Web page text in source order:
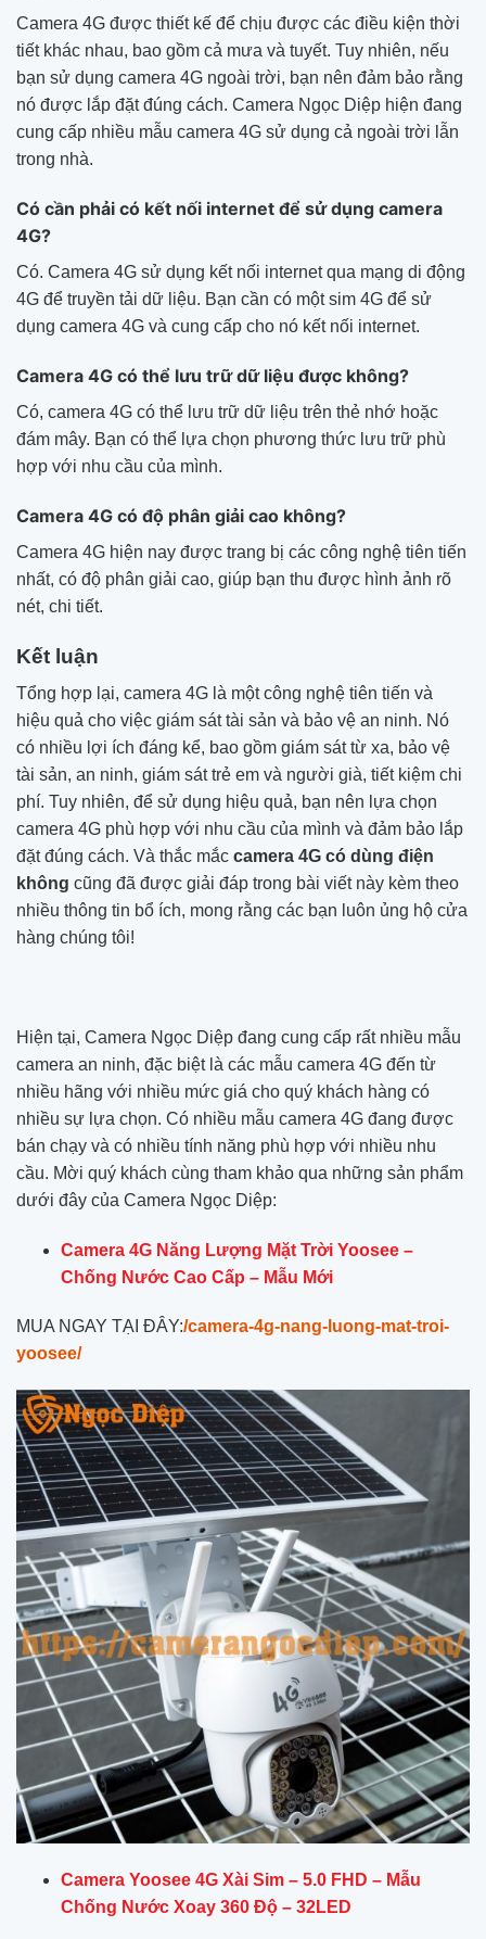
Camera 4G được thiết kế để chịu được các điều kiện thời
tiết khác nhau, bao gồm cả mưa và tuyết. Tuy nhiên, nếu
bạn sử dụng camera 4G ngoài trời, bạn nên đảm bảo rằng
nó được lắp đặt đúng cách. Camera Ngọc Diệp hiện đang
cung cấp nhiều mẫu camera 4G sử dụng cả ngoài trời lẫn
trong nhà.
Có cần phải có kết nối internet để sử dụng camera
4G?
Có. Camera 4G sử dụng kết nối internet qua mạng di động
4G để truyền tải dữ liệu. Bạn cần có một sim 4G để sử
dụng camera 4G và cung cấp cho nó kết nối internet.
Camera 4G có thể lưu trữ dữ liệu được không?
Có, camera 4G có thể lưu trữ dữ liệu trên thẻ nhớ hoặc
đám mây. Bạn có thể lựa chọn phương thức lưu trữ phù
hợp với nhu cầu của mình.
Camera 4G có độ phân giải cao không?
Camera 4G hiện nay được trang bị các công nghệ tiên tiến
nhất, có độ phân giải cao, giúp bạn thu được hình ảnh rõ
nét, chi tiết.
Kết luận
Tổng hợp lại, camera 4G là một công nghệ tiên tiến và
hiệu quả cho việc giám sát tài sản và bảo vệ an ninh. Nó
có nhiều lợi ích đáng kể, bao gồm giám sát từ xa, bảo vệ
tài sản, an ninh, giám sát trẻ em và người già, tiết kiệm chi
phí. Tuy nhiên, để sử dụng hiệu quả, bạn nên lựa chọn
camera 4G phù hợp với nhu cầu của mình và đảm bảo lắp
đặt đúng cách. Và thắc mắc camera 4G có dùng điện
không cũng đã được giải đáp trong bài viết này kèm theo
nhiều thông tin bổ ích, mong rằng các bạn luôn ủng hộ cửa
hàng chúng tôi!
Hiện tại, Camera Ngọc Diệp đang cung cấp rất nhiều mẫu
camera an ninh, đặc biệt là các mẫu camera 4G đến từ
nhiều hãng với nhiều mức giá cho quý khách hàng có
nhiều sự lựa chọn. Có nhiều mẫu camera 4G đang được
bán chạy và có nhiều tính năng phù hợp với nhiều nhu
cầu. Mời quý khách cùng tham khảo qua những sản phẩm
dưới đây của Camera Ngọc Diệp:
Camera 4G Năng Lượng Mặt Trời Yoosee –
Chống Nước Cao Cấp – Mẫu Mới
MUA NGAY TẠI ĐÂY:/camera-4g-nang-luong-mat-troi-
yoosee/
Camera Yoosee 4G Xài Sim – 5.0 FHD – Mẫu
Chống Nước Xoay 360 Độ – 32LED